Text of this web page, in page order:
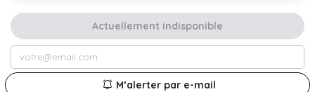
Actuellement indisponible
M’alerter par e-mail